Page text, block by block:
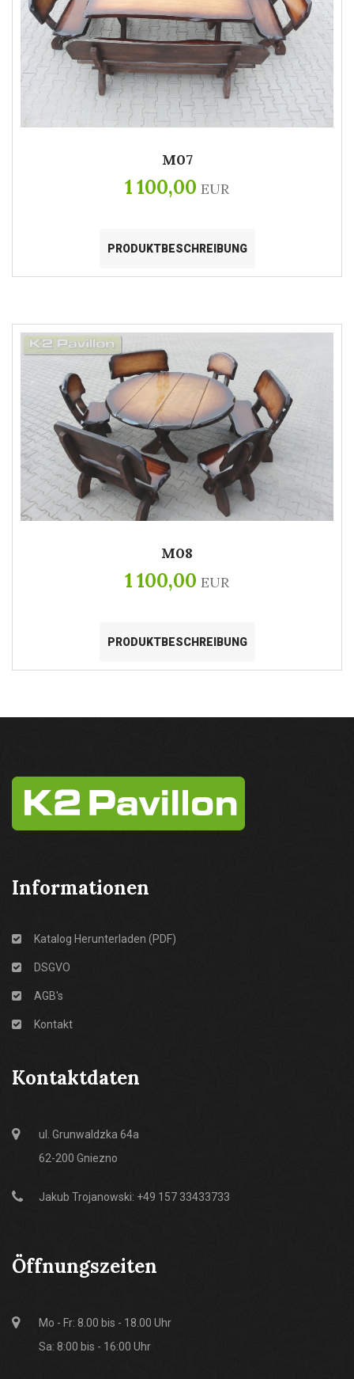
M07
1 100,00 EUR
PRODUKTBESCHREIBUNG
M08
1 100,00 EUR
PRODUKTBESCHREIBUNG
Informationen
Katalog Herunterladen (PDF)
DSGVO
AGB's
Kontakt
Kontaktdaten
ul. Grunwaldzka 64a
62-200 Gniezno
Jakub Trojanowski: +49 157 33433733
Öffnungszeiten
Mo - Fr: 8.00 bis - 18.00 Uhr
Sa: 8:00 bis - 16:00 Uhr